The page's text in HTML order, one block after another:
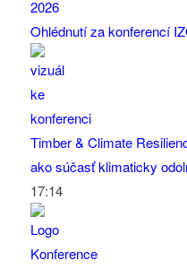
Ohlédnutí za konferencí
Timber & Climate
ako súčasť klimaticky
17:14